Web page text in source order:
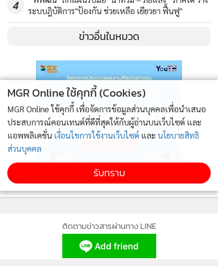
4
ระบบฎิบัติการ"ป้องกัน ช่วยเหลือ เยียวยา ฟื้นฟู"
ข่าวอื่นในหมวด
ติดตามข่าวสารผ่านทาง LINE
MGR Online ใช้คุกกี้ (Cookies)
MGR Online ใช้คุกกี้ เพื่อจัดการข้อมูลส่วนบุคคลเพื่อนำเสนอ
ประสบการณ์คอนเทนต์ที่ดีที่สุดให้กับผู้อ่านบนเว็บไซต์ และ
แอพพลิเคชั่น เงื่อนไขการใช้งานเว็บไซต์ และ นโยบายสิทธิ
ส่วนบุคคล
รับทราบ